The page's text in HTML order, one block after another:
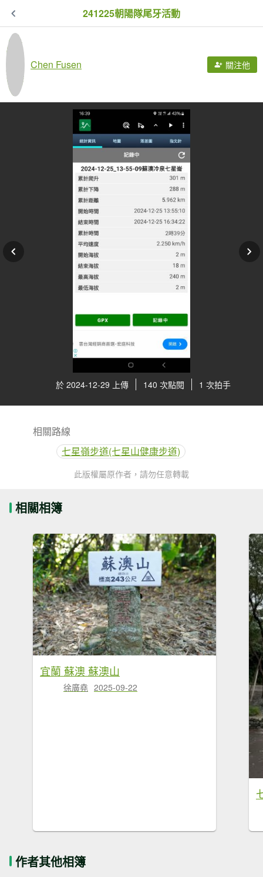
241225朝陽隊尾牙活動
Chen Fusen 關注他
於 2024-12-29 上傳 140 次點閱 1 次拍手
相關路線
七星嶺步道(七星山健康步道)
此版權屬原作者，請勿任意轉載
相關相簿
宜蘭 蘇澳 蘇澳山
徐廣堯 2025-09-22
作者其他相簿